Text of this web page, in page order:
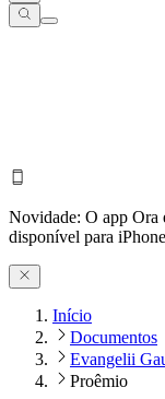
Novidade: O app Ora
disponível para
Início
Documentos
Evangelii
Proêmio